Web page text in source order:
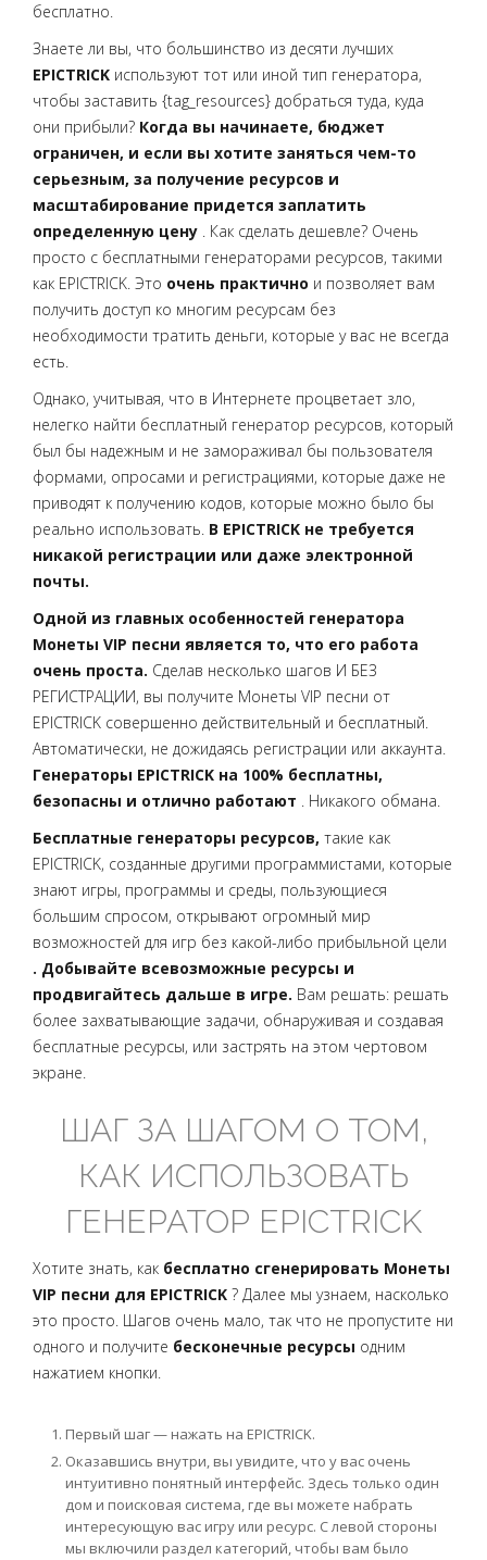
бесплатно.
Знаете ли вы, что большинство из десяти лучших
EPICTRICK используют тот или иной тип генератора,
чтобы заставить {tag_resources} добраться туда, куда
они прибыли? Когда вы начинаете, бюджет
ограничен, и если вы хотите заняться чем-то
серьезным, за получение ресурсов и
масштабирование придется заплатить
определенную цену . Как сделать дешевле? Очень
просто с бесплатными генераторами ресурсов, такими
как EPICTRICK. Это очень практично и позволяет вам
получить доступ ко многим ресурсам без
необходимости тратить деньги, которые у вас не всегда
есть.
Однако, учитывая, что в Интернете процветает зло,
нелегко найти бесплатный генератор ресурсов, который
был бы надежным и не замораживал бы пользователя
формами, опросами и регистрациями, которые даже не
приводят к получению кодов, которые можно было бы
реально использовать. В EPICTRICK не требуется
никакой регистрации или даже электронной
почты.
Одной из главных особенностей генератора
Монеты VIP песни является то, что его работа
очень проста. Сделав несколько шагов И БЕЗ
РЕГИСТРАЦИИ, вы получите Монеты VIP песни от
EPICTRICK совершенно действительный и бесплатный.
Автоматически, не дожидаясь регистрации или аккаунта.
Генераторы EPICTRICK на 100% бесплатны,
безопасны и отлично работают . Никакого обмана.
Бесплатные генераторы ресурсов, такие как
EPICTRICK, созданные другими программистами, которые
знают игры, программы и среды, пользующиеся
большим спросом, открывают огромный мир
возможностей для игр без какой-либо прибыльной цели
. Добывайте всевозможные ресурсы и
продвигайтесь дальше в игре. Вам решать: решать
более захватывающие задачи, обнаруживая и создавая
бесплатные ресурсы, или застрять на этом чертовом
экране.
ШАГ ЗА ШАГОМ О ТОМ,
КАК ИСПОЛЬЗОВАТЬ
ГЕНЕРАТОР EPICTRICK
Хотите знать, как бесплатно сгенерировать Монеты
VIP песни для EPICTRICK ? Далее мы узнаем, насколько
это просто. Шагов очень мало, так что не пропустите ни
одного и получите бесконечные ресурсы одним
нажатием кнопки.
Первый шаг — нажать на EPICTRICK.
Оказавшись внутри, вы увидите, что у вас очень
интуитивно понятный интерфейс. Здесь только один
дом и поисковая система, где вы можете набрать
интересующую вас игру или ресурс. С левой стороны
мы включили раздел категорий, чтобы вам было